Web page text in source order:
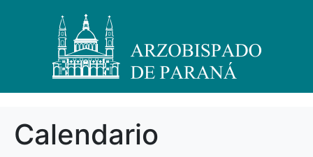
Calendario